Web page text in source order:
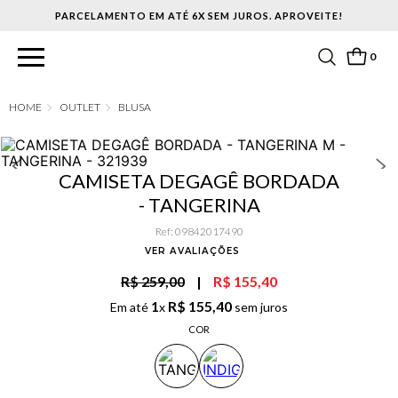
PARCELAMENTO EM ATÉ 6X SEM JUROS. APROVEITE!
0
OUTLET BLUSA
CAMISETA DEGAGÊ BORDADA
- TANGERINA
Ref: 09842017490
VER AVALIAÇÕES
R$ 259,00 | R$ 155,40
Em até 1x R$ 155,40 sem juros
COR